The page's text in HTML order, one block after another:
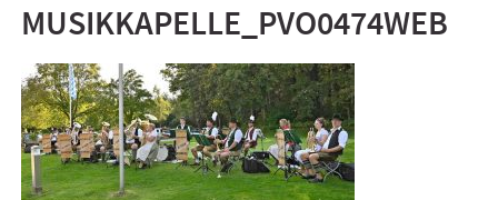
MUSIKKAPELLE_PVO0474WEB